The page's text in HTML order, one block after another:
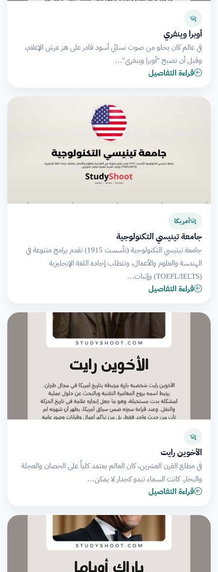
أوبرا وينفري
في عالم كان يخلو من صوت نسائي أسود قادر على هز عرش الإعلام،
وقبل أن تصبح "أوبرا وينفري"…
قراءة التفاصيل
أمريكا
جامعة تينيسي التكنولوجية
جامعة تينيسي التكنولوجية (تأسست 1915) تقدم برامج متنوعة في
الهندسة والعلوم والأعمال، وتتطلب إجادة اللغة الإنجليزية
(TOEFL/IELTS) وإثبات…
قراءة التفاصيل
الأخوين رايت
في مطلع القرن العشرين، كان العالم يعتمد كلياً على الحصان والعجلة
والبخار. كانت السماء تبدو كجدار لا يمكن…
قراءة التفاصيل